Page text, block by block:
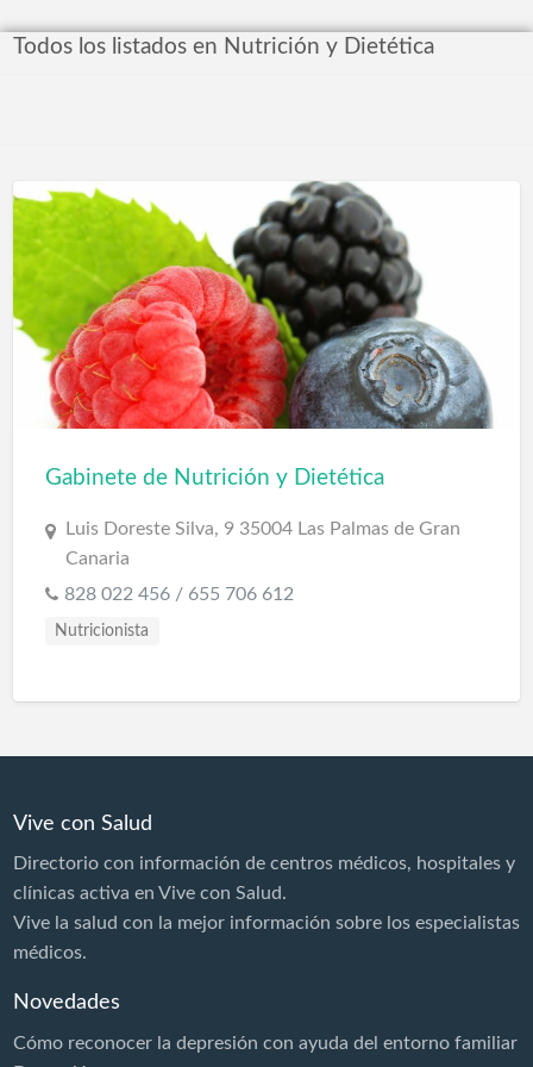
Todos los listados en Nutrición y Dietética
Gabinete de Nutrición y Dietética
Luis Doreste Silva, 9 35004 Las Palmas de Gran
Canaria
828 022 456 / 655 706 612
Nutricionista
Vive con Salud
Directorio con información de centros médicos, hospitales y
clínicas activa en Vive con Salud.
Vive la salud con la mejor información sobre los especialistas
médicos.
Novedades
Cómo reconocer la depresión con ayuda del entorno familiar